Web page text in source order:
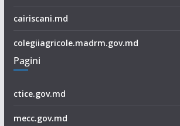
cairiscani.md
colegiiagricole.madrm.gov.md
Pagini
ctice.gov.md
mecc.gov.md